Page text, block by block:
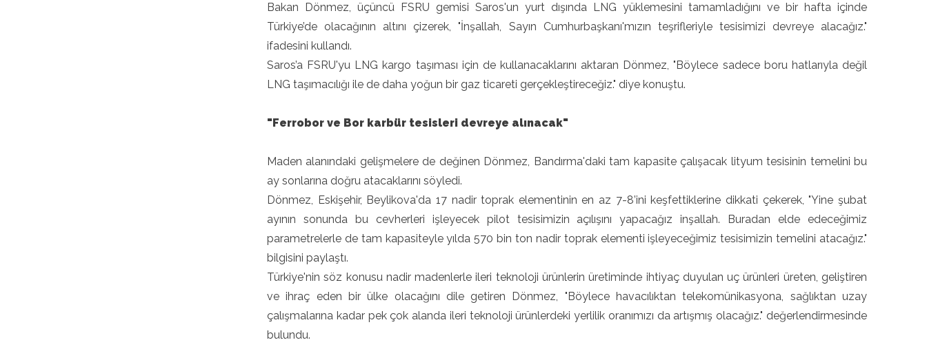
Bakan Dönmez, üçüncü FSRU gemisi Saros'un yurt dışında LNG yüklemesini tamamladığını ve bir hafta içinde
Türkiye’de olacağının altını çizerek, "İnşallah, Sayın Cumhurbaşkanı'mızın teşrifleriyle tesisimizi devreye alacağız."
ifadesini kullandı.
Saros’a FSRU'yu LNG kargo taşıması için de kullanacaklarını aktaran Dönmez, "Böylece sadece boru hatlarıyla değil
LNG taşımacılığı ile de daha yoğun bir gaz ticareti gerçekleştireceğiz." diye konuştu.
"Ferrobor ve Bor karbür tesisleri devreye alınacak"
Maden alanındaki gelişmelere de değinen Dönmez, Bandırma'daki tam kapasite çalışacak lityum tesisinin temelini bu
ay sonlarına doğru atacaklarını söyledi.
Dönmez, Eskişehir, Beylikova'da 17 nadir toprak elementinin en az 7-8’ini keşfettiklerine dikkati çekerek, "Yine şubat
ayının sonunda bu cevherleri işleyecek pilot tesisimizin açılışını yapacağız inşallah. Buradan elde edeceğimiz
parametrelerle de tam kapasiteyle yılda 570 bin ton nadir toprak elementi işleyeceğimiz tesisimizin temelini atacağız."
bilgisini paylaştı.
Türkiye'nin söz konusu nadir madenlerle ileri teknoloji ürünlerin üretiminde ihtiyaç duyulan uç ürünleri üreten, geliştiren
ve ihraç eden bir ülke olacağını dile getiren Dönmez, "Böylece havacılıktan telekomünikasyona, sağlıktan uzay
çalışmalarına kadar pek çok alanda ileri teknoloji ürünlerdeki yerlilik oranımızı da artışmış olacağız." değerlendirmesinde
bulundu.